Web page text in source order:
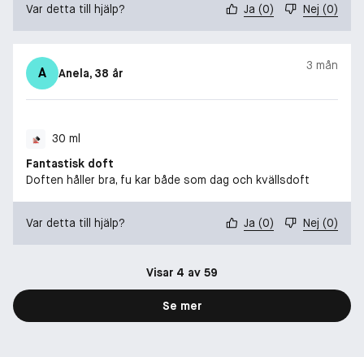
Var detta till hjälp? Ja (0) Nej (0)
A Anela, 38 år
3 mån
30 ml
Fantastisk doft
Doften håller bra, fu kar både som dag och kvällsdoft
Var detta till hjälp? Ja (0) Nej (0)
Visar 4 av 59
Se mer